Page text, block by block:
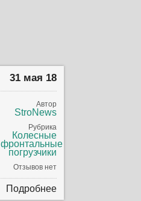
31 мая 18
Автор
StroNews
Рубрика
Колесные
фронтальные
погрузчики
Отзывов нет
Подробнее